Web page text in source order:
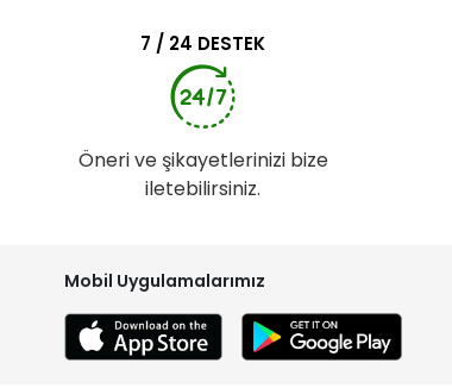
7 / 24 DESTEK
Öneri ve şikayetlerinizi bize
iletebilirsiniz.
Mobil Uygulamalarımız